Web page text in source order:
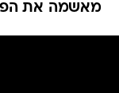
מאשמה את